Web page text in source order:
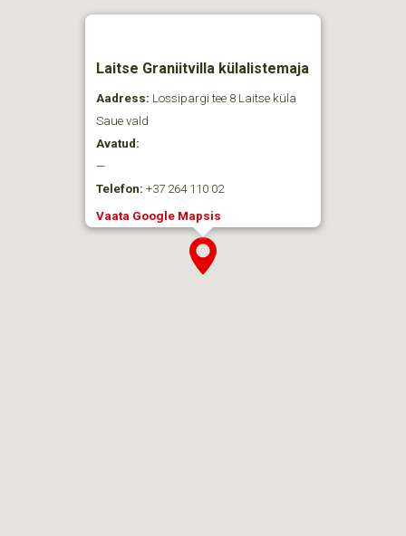
Laitse Graniitvilla külalistemaja
Aadress: Lossipargi tee 8 Laitse küla
Saue vald
Avatud:
—
Telefon: +37 264 110 02
Vaata Google Mapsis